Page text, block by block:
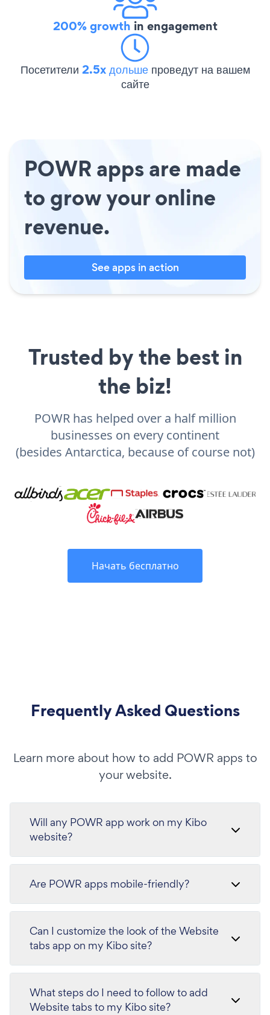
200% growth in engagement
Посетители 2.5x дольше проведут на вашем
сайте
POWR apps are made
to grow your online
revenue.
See apps in action
Trusted by the best in
the biz!
POWR has helped over a half million
businesses on every continent
(besides Antarctica, because of course not)
Начать бесплатно
Frequently Asked Questions
Learn more about how to add POWR apps to
your website.
Will any POWR app work on my Kibo
website?
Are POWR apps mobile-friendly?
Can I customize the look of the Website
tabs app on my Kibo site?
What steps do I need to follow to add
Website tabs to my Kibo site?